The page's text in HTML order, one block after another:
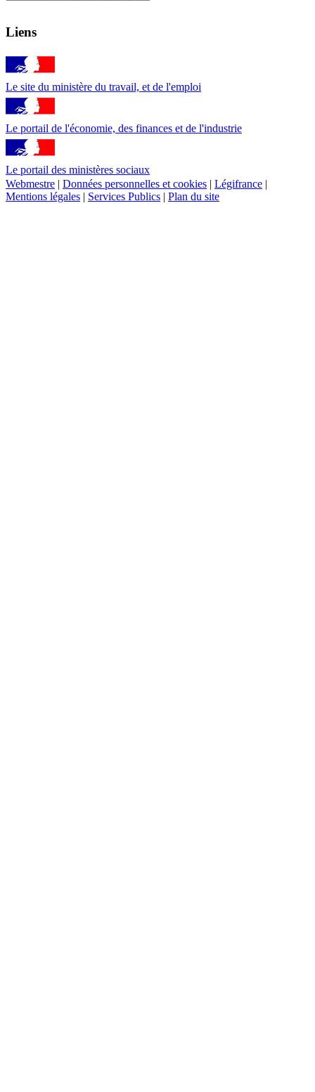
Liens
Le site du ministère du travail, et de l'emploi
Le portail de l'économie, des finances et de l'industrie
Le portail des ministères sociaux
Webmestre | Données personnelles et cookies | Légifrance |
Mentions légales | Services Publics | Plan du site